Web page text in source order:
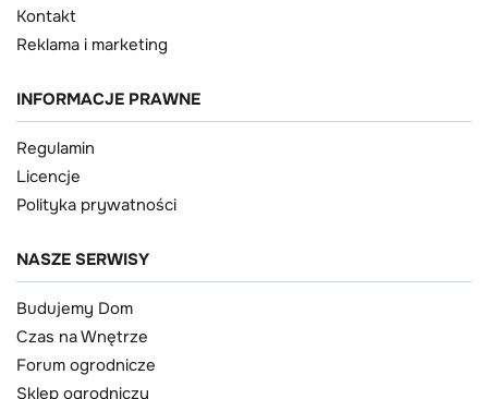
Kontakt
Reklama i marketing
INFORMACJE PRAWNE
Regulamin
Licencje
Polityka prywatności
NASZE SERWISY
Budujemy Dom
Czas na Wnętrze
Forum ogrodnicze
Sklep ogrodniczy